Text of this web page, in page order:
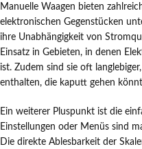
Manuelle Waagen bieten
elektronischen Gegenstücken
ihre Unabhängigkeit von
Einsatz in Gebieten, in denen
ist. Zudem sind sie oft
enthalten, die kaputt gehen
Ein weiterer Pluspunkt ist die
Einstellungen oder Menüs sind
Die direkte Ablesbarkeit der